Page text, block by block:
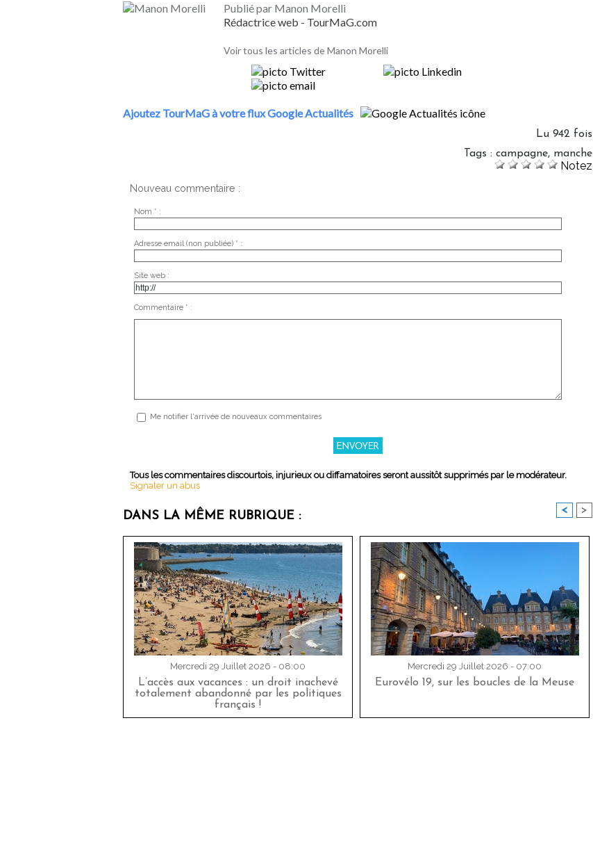
Publié par Manon Morelli
Rédactrice web - TourMaG.com
Voir tous les articles de Manon Morelli
Ajoutez TourMaG à votre flux Google Actualités
Lu 942 fois
Tags : campagne, manche
Notez
Nouveau commentaire :
Nom * :
Adresse email (non publiée) * :
Site web :
Commentaire * :
Me notifier l'arrivée de nouveaux commentaires
Tous les commentaires discourtois, injurieux ou diffamatoires seront aussitôt supprimés par le modérateur.
Signaler un abus
DANS LA MÊME RUBRIQUE : < >
Mercredi 29 Juillet 2026 - 08:00
L’accès aux vacances : un droit inachevé
totalement abandonné par les politiques
français !
Mercredi 29 Juillet 2026 - 07:00
Eurovélo 19, sur les boucles de la Meuse